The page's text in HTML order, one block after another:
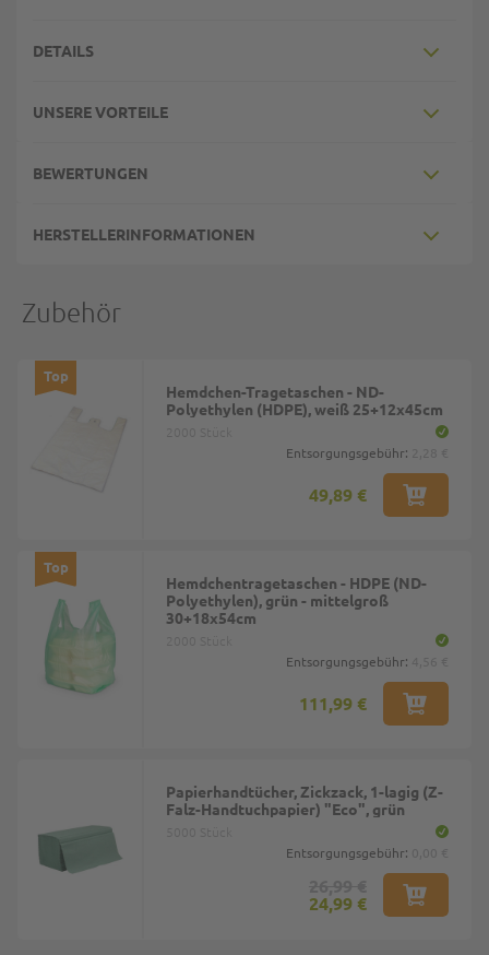
DETAILS
UNSERE VORTEILE
BEWERTUNGEN
HERSTELLERINFORMATIONEN
Zubehör
Top
Hemdchen-Tragetaschen - ND-
Polyethylen (HDPE), weiß 25+12x45cm
Entsorgungsgebühr:
49,89 €
Top
Hemdchentragetaschen - HDPE (ND-
Polyethylen), grün - mittelgroß
30+18x54cm
Entsorgungsgebühr:
111,99 €
Papierhandtücher, Zickzack, 1-lagig (Z-
Falz-Handtuchpapier) "Eco", grün
Entsorgungsgebühr:
24,99 €